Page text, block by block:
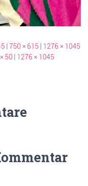
| 750 × 615 | 1276 × 1045
50 | 1276 × 1045